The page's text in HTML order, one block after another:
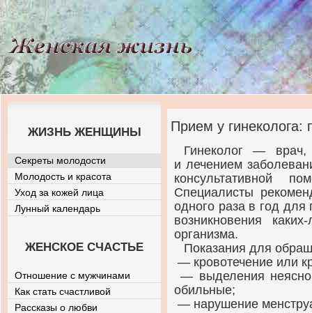
Прием у гинеколога:
Гинеколог — врач,
и лечением
консультативной
Специалисты
одного раза в год для
возникновения
организма.
Показания для
— кровотечение или
— выделения
обильные;
— нарушение
ЖИЗНЬ ЖЕНЩИНЫ
Секреты молодости
Молодость и красота
Уход за кожей лица
Лунный календарь
ЖЕНСКОЕ СЧАСТЬЕ
Отношение с мужчинами
Как стать счастливой
Рассказы о любви